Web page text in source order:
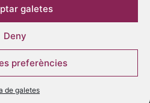
galetes
Deny
preferències
de galetes
nos
| Creada per Be Marketing